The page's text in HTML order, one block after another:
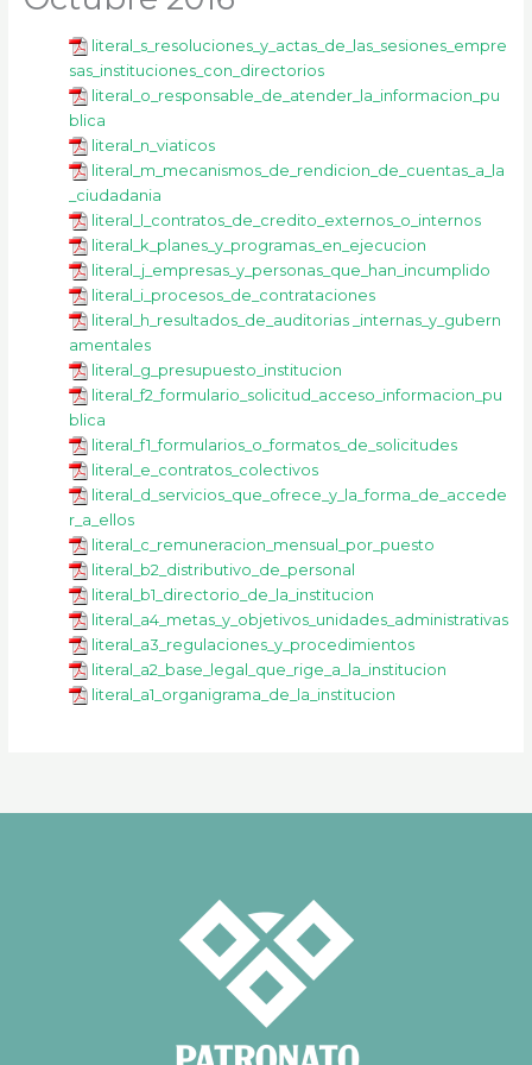
literal_s_resoluciones_y_actas_de_las_sesiones_empre
sas_instituciones_con_directorios
literal_o_responsable_de_atender_la_informacion_pu
blica
literal_n_viaticos
literal_m_mecanismos_de_rendicion_de_cuentas_a_la
_ciudadania
literal_l_contratos_de_credito_externos_o_internos
literal_k_planes_y_programas_en_ejecucion
literal_j_empresas_y_personas_que_han_incumplido
literal_i_procesos_de_contrataciones
literal_h_resultados_de_auditorias _internas_y_gubern
amentales
literal_g_presupuesto_institucion
literal_f2_formulario_solicitud_acceso_informacion_pu
blica
literal_f1_formularios_o_formatos_de_solicitudes
literal_e_contratos_colectivos
literal_d_servicios_que_ofrece_y_la_forma_de_accede
r_a_ellos
literal_c_remuneracion_mensual_por_puesto
literal_b2_distributivo_de_personal
literal_b1_directorio_de_la_institucion
literal_a4_metas_y_objetivos_unidades_administrativas
literal_a3_regulaciones_y_procedimientos
literal_a2_base_legal_que_rige_a_la_institucion
literal_a1_organigrama_de_la_institucion